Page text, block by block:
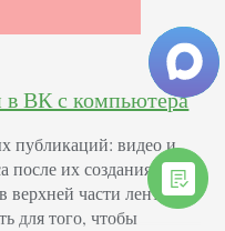
в ВК с компьютера
публикаций: видео и
после их создания. В
верхней части ленты
для того, чтобы